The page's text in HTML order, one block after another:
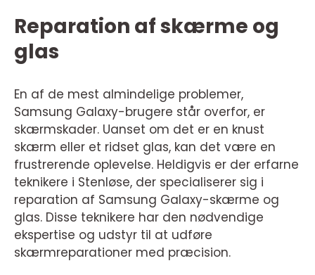
Reparation af skærme og
glas
En af de mest almindelige problemer,
Samsung Galaxy-brugere står overfor, er
skærmskader. Uanset om det er en knust
skærm eller et ridset glas, kan det være en
frustrerende oplevelse. Heldigvis er der erfarne
teknikere i Stenløse, der specialiserer sig i
reparation af Samsung Galaxy-skærme og
glas. Disse teknikere har den nødvendige
ekspertise og udstyr til at udføre
skærmreparationer med præcision.